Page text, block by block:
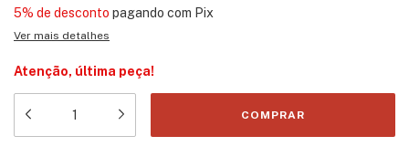
5% de desconto pagando com Pix
Ver mais detalhes
Atenção, última peça!